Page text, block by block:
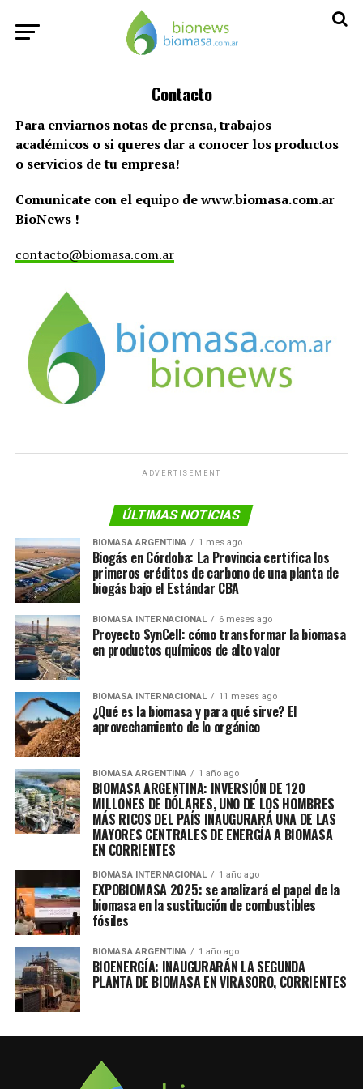
Contacto
Para enviarnos notas de prensa, trabajos
académicos o si queres dar a conocer los productos
o servicios de tu empresa!
Comunicate con el equipo de www.biomasa.com.ar
BioNews !
contacto@biomasa.com.ar
ADVERTISEMENT
ÚLTIMAS NOTICIAS
BIOMASA ARGENTINA 1 mes ago
Biogás en Córdoba: La Provincia certifica los
primeros créditos de carbono de una planta de
biogás bajo el Estándar CBA
BIOMASA INTERNACIONAL 6 meses ago
Proyecto SynCell: cómo transformar la biomasa
en productos químicos de alto valor
BIOMASA INTERNACIONAL 11 meses ago
¿Qué es la biomasa y para qué sirve? El
aprovechamiento de lo orgánico
BIOMASA ARGENTINA 1 año ago
BIOMASA ARGENTINA: INVERSIÓN DE 120
MILLONES DE DÓLARES, UNO DE LOS HOMBRES
MÁS RICOS DEL PAÍS INAUGURARÁ UNA DE LAS
MAYORES CENTRALES DE ENERGÍA A BIOMASA
EN CORRIENTES
BIOMASA INTERNACIONAL 1 año ago
EXPOBIOMASA 2025: se analizará el papel de la
biomasa en la sustitución de combustibles
fósiles
BIOMASA ARGENTINA 1 año ago
BIOENERGÍA: INAUGURARÁN LA SEGUNDA
PLANTA DE BIOMASA EN VIRASORO, CORRIENTES